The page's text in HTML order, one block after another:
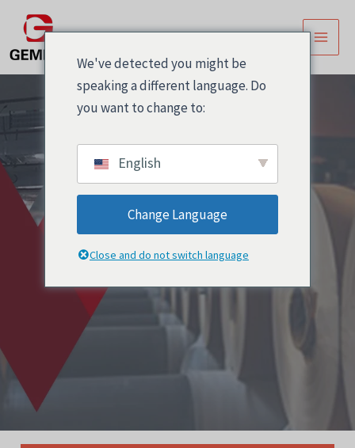
内
容
主
菜
UV-Resistant-
BS5609 Labels
We've detected you might be
speaking a different language. Do
you want to change to:
English
Change Language
Close and do not switch language